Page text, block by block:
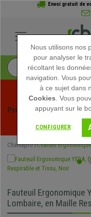
Envoi gratuit de
Profitez des soldes
exclusives pour
Chaisepro Chaises
Fauteuil Ergonomique
Lombaire, en Maille
Nous utilisons nos
pour analyser le
récoltant les
navigation. Vous
à ce sujet dans
Cookies . Vous
appuyant sur le
CONFIGURER